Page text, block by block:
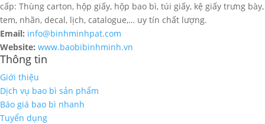
cấp: Thùng carton, hộp giấy, hộp bao bì, túi giấy, kệ giấy trưng bày,
tem, nhãn, decal, lịch, catalogue,… uy tín chất lượng.
Email: info@binhminhpat.com
Website: www.baobibinhminh.vn
Thông tin
Giới thiệu
Dịch vụ bao bì sản phẩm
Báo giá bao bì nhanh
Tuyển dụng